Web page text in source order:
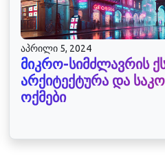
აპრილი 5, 2024
მიკრო-სიმძლავრის
არქიტექტურა და
ოქმები